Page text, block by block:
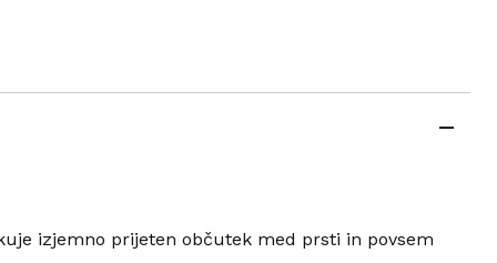
izjemno prijeten občutek med prsti in povsem